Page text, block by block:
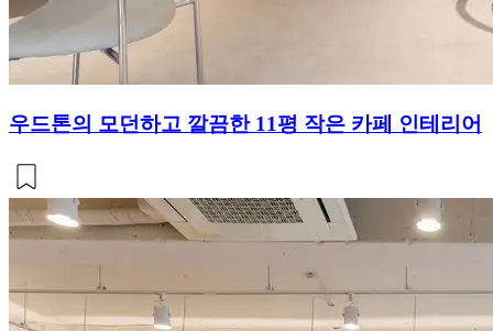
우드톤의 모던하고 깔끔한 11평 작은 카페 인테리어